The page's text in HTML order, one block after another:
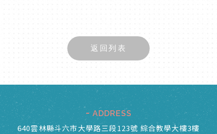
返回列表
ADDRESS
640雲林縣斗六市大學路三段123號 綜合教學大樓3樓